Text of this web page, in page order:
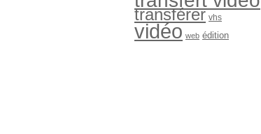
transférer vhs
vidéo web édition